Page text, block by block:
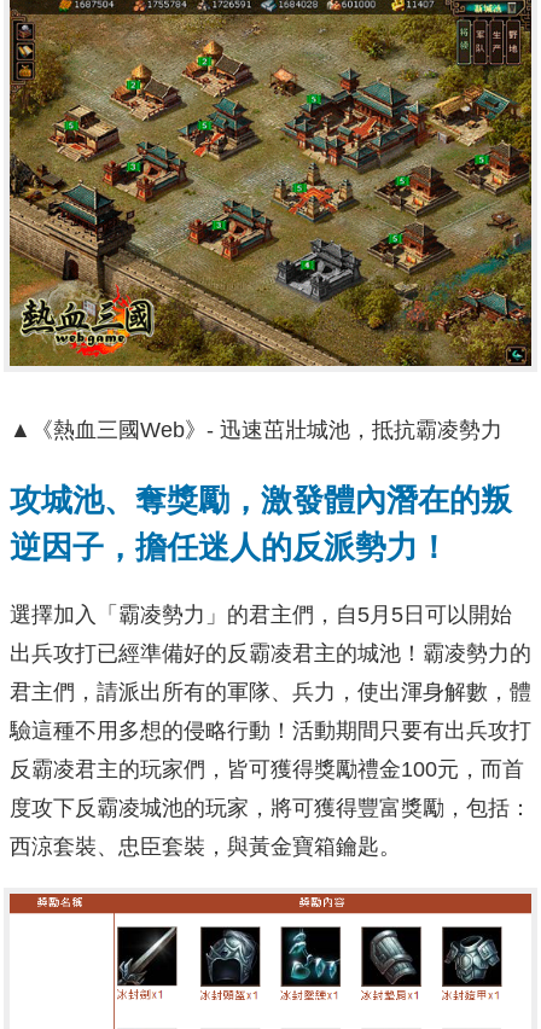
▲《熱血三國Web》- 迅速茁壯城池，抵抗霸凌勢力
攻城池、奪獎勵，激發體內潛在的叛
逆因子，擔任迷人的反派勢力！
選擇加入「霸凌勢力」的君主們，自5月5日可以開始
出兵攻打已經準備好的反霸凌君主的城池！霸凌勢力的
君主們，請派出所有的軍隊、兵力，使出渾身解數，體
驗這種不用多想的侵略行動！活動期間只要有出兵攻打
反霸凌君主的玩家們，皆可獲得獎勵禮金100元，而首
度攻下反霸凌城池的玩家，將可獲得豐富獎勵，包括：
西涼套裝、忠臣套裝，與黃金寶箱鑰匙。